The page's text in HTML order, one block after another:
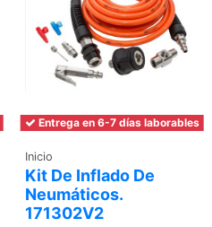
Entrega en 6-7 días laborables
Inicio
Kit De Inflado De
Neumáticos.
171302V2